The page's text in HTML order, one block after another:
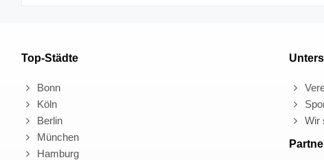
Top-Städte
Bonn
Köln
Berlin
München
Hamburg
Wir